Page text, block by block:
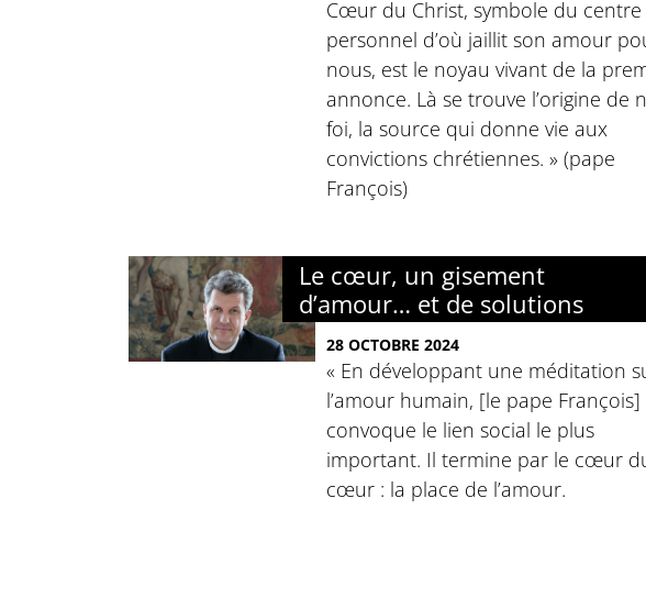
Cœur du Christ, symbole du centre
personnel d’où jaillit son amour
nous, est le noyau vivant de la
annonce. Là se trouve l’origine de
foi, la source qui donne vie aux
convictions chrétiennes. » (pape
François)
Le cœur, un gisement
d’amour… et de solutions
28 OCTOBRE 2024
« En développant une méditation
l’amour humain, [le pape François]
convoque le lien social le plus
important. Il termine par le cœur
cœur : la place de l’amour.